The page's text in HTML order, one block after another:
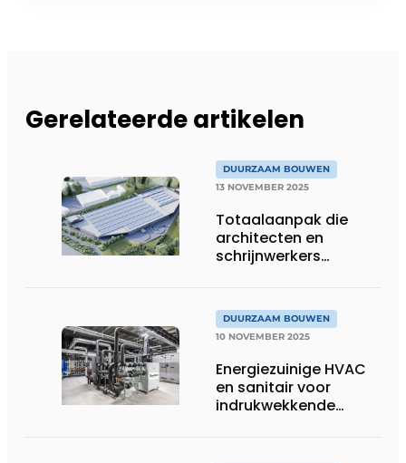
Gerelateerde artikelen
DUURZAAM BOUWEN
13 NOVEMBER 2025
Totaalaanpak die
architecten en
schrijnwerkers
DUURZAAM BOUWEN
10 NOVEMBER 2025
Energiezuinige HVAC
en sanitair voor
indrukwekkende